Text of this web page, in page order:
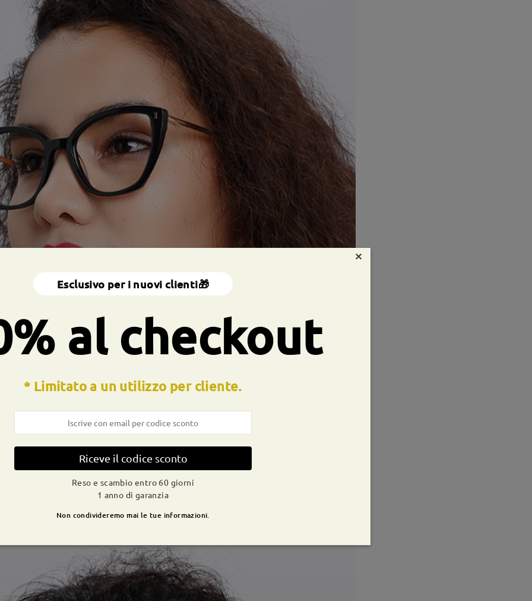
×
Esclusivo per i nuovi clienti🎁
al checkout
* Limitato a un utilizzo per cliente.
Riceve il codice sconto
Reso e scambio entro 60 giorni
1 anno di garanzia
Non condivideremo mai le tue informazioni.